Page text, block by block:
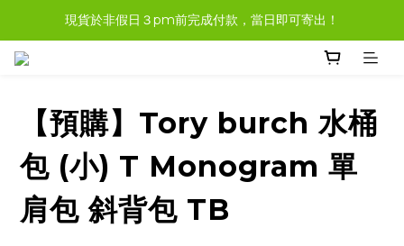
現貨商品，大多都可任選３樣免運哦。
現貨於非假日３pm前完成付款，當日即可寄出！
【預購】Tory burch 水桶
包 (小) T Monogram 單
肩包 斜背包 TB